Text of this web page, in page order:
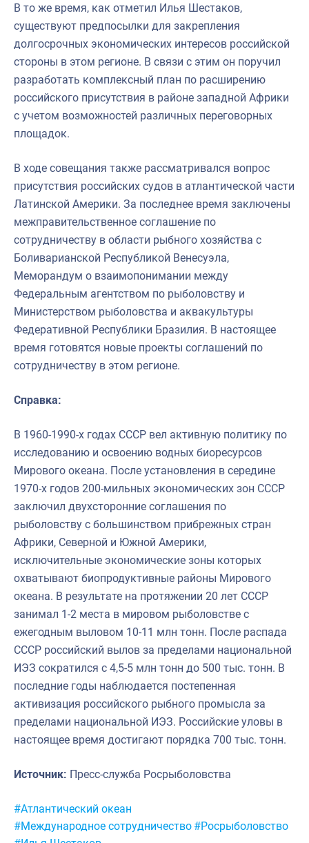
В то же время, как отметил Илья Шестаков,
существуют предпосылки для закрепления
долгосрочных экономических интересов российской
стороны в этом регионе. В связи с этим он поручил
разработать комплексный план по расширению
российского присутствия в районе западной Африки
с учетом возможностей различных переговорных
площадок.
В ходе совещания также рассматривался вопрос
присутствия российских судов в атлантической части
Латинской Америки. За последнее время заключены
межправительственное соглашение по
сотрудничеству в области рыбного хозяйства с
Боливарианской Республикой Венесуэла,
Меморандум о взаимопонимании между
Федеральным агентством по рыболовству и
Министерством рыболовства и аквакультуры
Федеративной Республики Бразилия. В настоящее
время готовятся новые проекты соглашений по
сотрудничеству в этом регионе.
Справка:
В 1960-1990-х годах СССР вел активную политику по
исследованию и освоению водных биоресурсов
Мирового океана. После установления в середине
1970-х годов 200-мильных экономических зон СССР
заключил двухсторонние соглашения по
рыболовству с большинством прибрежных стран
Африки, Северной и Южной Америки,
исключительные экономические зоны которых
охватывают биопродуктивные районы Мирового
океана. В результате на протяжении 20 лет СССР
занимал 1-2 места в мировом рыболовстве с
ежегодным выловом 10-11 млн тонн. После распада
СССР российский вылов за пределами национальной
ИЭЗ сократился с 4,5-5 млн тонн до 500 тыс. тонн. В
последние годы наблюдается постепенная
активизация российского рыбного промысла за
пределами национальной ИЭЗ. Российские уловы в
настоящее время достигают порядка 700 тыс. тонн.
Источник: Пресс-служба Росрыболовства
Метки:
#Атлантический океан
#Международное сотрудничество #Росрыболовство